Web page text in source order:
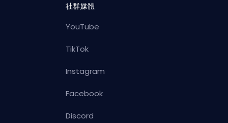
社群媒體
YouTube
TikTok
Instagram
Facebook
Discord